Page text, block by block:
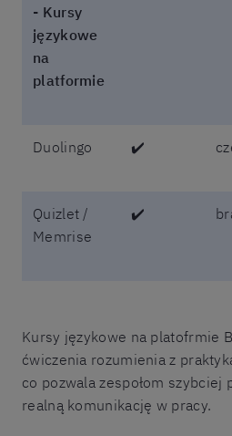
- Kursy
językowe
na
platformie
Duolingo ✔️
Quizlet /
Memrise
✔️
Kursy językowe na platofrmie
ćwiczenia rozumienia z
co pozwala zespołom szybciej
realną komunikację w pracy.